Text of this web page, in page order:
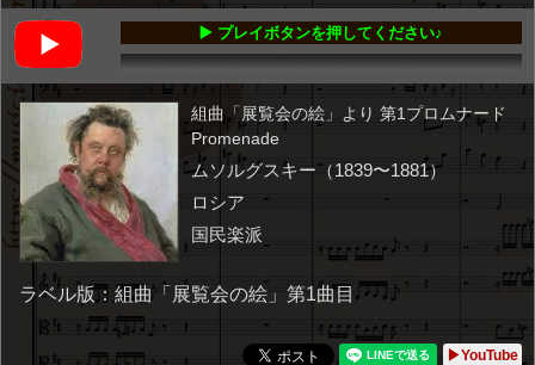
▶️ プレイボタンを押してください♪
組曲「展覧会の絵」より 第1プロムナード
Promenade
ムソルグスキー（1839〜1881）
ロシア
国民楽派
ラベル版：組曲「展覧会の絵」第1曲目
▶YouTube